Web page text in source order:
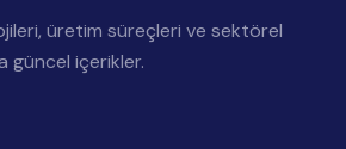
üretim süreçleri ve sektörel
güncel içerikler.